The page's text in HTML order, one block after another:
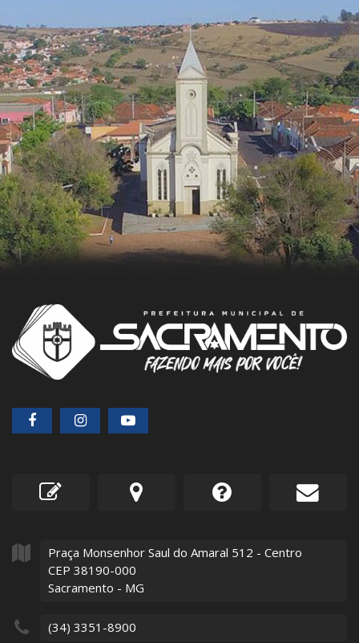
Praça Monsenhor Saul do Amaral 512 - Centro
CEP 38190-000
Sacramento - MG
(34) 3351-8900